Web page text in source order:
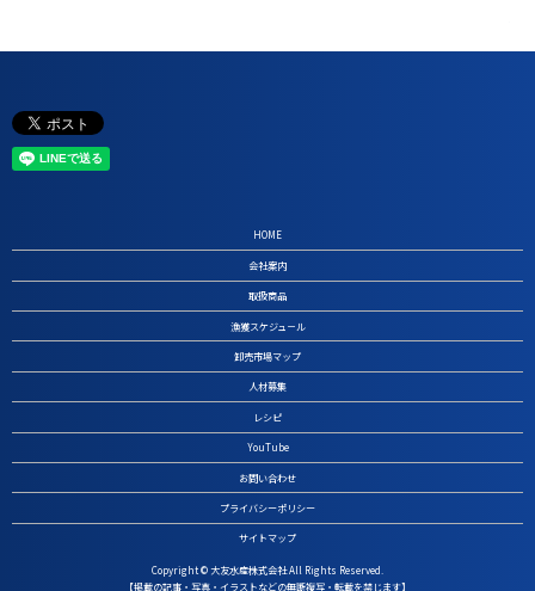
HOME
会社案内
取扱商品
漁獲スケジュ－ル
卸売市場マップ
人材募集
レシピ
YouTube
お問い合わせ
プライバシーポリシー
サイトマップ
Copyright © 大友水産株式会社 All Rights Reserved.
【掲載の記事・写真・イラストなどの無断複写・転載を禁じます】